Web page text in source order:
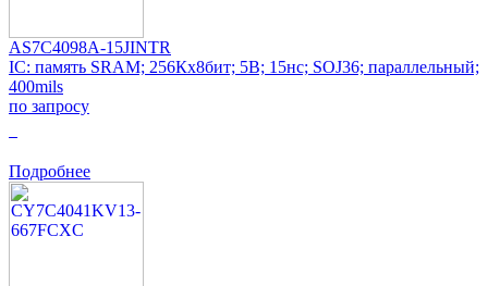
AS7C4098A-15JINTR
IC: память SRAM; 256Кx8бит; 5В; 15нс; SOJ36; параллельный;
400mils
по запросу
Подробнее